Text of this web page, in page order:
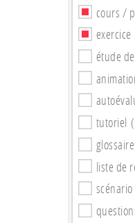
cours /
exercice
étude
tutoriel (
liste de